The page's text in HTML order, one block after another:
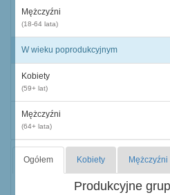
Mężczyźni
(18-64 lata)
W wieku poprodukcyjnym
Kobiety
(59+ lat)
Mężczyźni
(64+ lata)
Ogółem Kobiety Mężczyźni
Produkcyjne